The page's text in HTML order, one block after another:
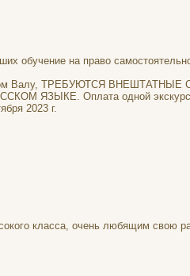
обучение на право
Валу, ТРЕБУЮТСЯ
ЯЗЫКЕ. Оплата одной
2023 г.
класса, очень любящим свою